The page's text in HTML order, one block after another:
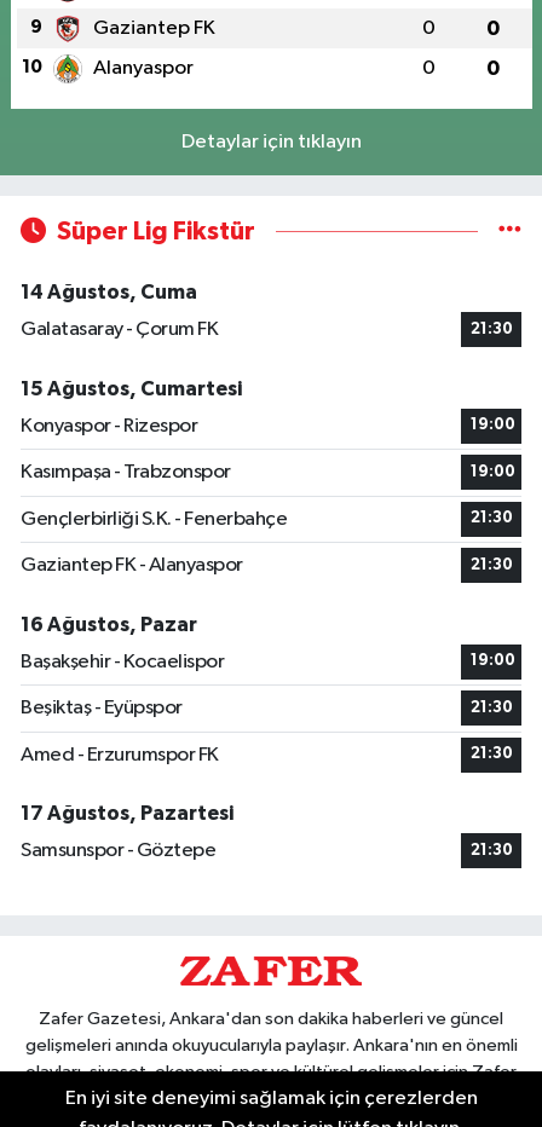
9 Gaziantep FK 0 0
10 Alanyaspor 0 0
Detaylar için tıklayın
Süper Lig Fikstür
14 Ağustos, Cuma
Galatasaray - Çorum FK
21:30
15 Ağustos, Cumartesi
Konyaspor - Rizespor
19:00
Kasımpaşa - Trabzonspor 19:00
Gençlerbirliği S.K. - Fenerbahçe 21:30
Gaziantep FK - Alanyaspor 21:30
16 Ağustos, Pazar
Başakşehir - Kocaelispor
19:00
Beşiktaş - Eyüpspor 21:30
Amed - Erzurumspor FK 21:30
17 Ağustos, Pazartesi
Samsunspor - Göztepe
21:30
Zafer Gazetesi, Ankara'dan son dakika haberleri ve güncel
gelişmeleri anında okuyucularıyla paylaşır. Ankara'nın en önemli
olayları, siyaset, ekonomi, spor ve kültürel gelişmeler için Zafer
Gazetesi'ni takip edin. Başkentin güvendiği haber kaynağı.
En iyi site deneyimi sağlamak için çerezlerden